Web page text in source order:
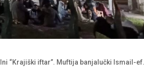
“Krajiški iftar”. Muftija banjalučki Ismail-ef.